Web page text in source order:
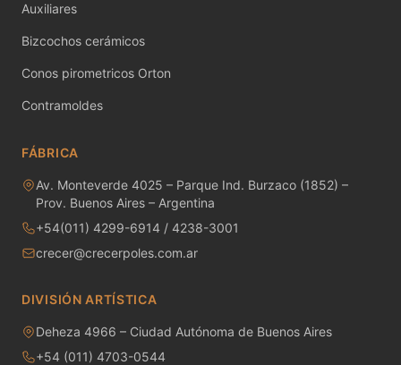
Metales preciosos y luestres
Moldes de yeso
Molinos - Bolas y Revestimientos
Pastas cerámicas - Fabricación propia
Pastas cerámicas - Importadas
Auxiliares
Bizcochos cerámicos
Conos pirometricos Orton
Contramoldes
FÁBRICA
Av. Monteverde 4025 – Parque Ind. Burzaco (1852) –
Prov. Buenos Aires – Argentina
+54(011) 4299-6914 / 4238-3001
crecer@crecerpoles.com.ar
DIVISIÓN ARTÍSTICA
Deheza 4966 – Ciudad Autónoma de Buenos Aires
+54 (011) 4703-0544